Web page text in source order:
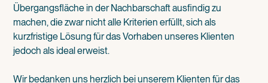
Übergangsfläche in der Nachbarschaft ausfindig zu
machen, die zwar nicht alle Kriterien erfüllt, sich als
kurzfristige Lösung für das Vorhaben unseres Klienten
jedoch als ideal erweist.
Wir bedanken uns herzlich bei unserem Klienten für das